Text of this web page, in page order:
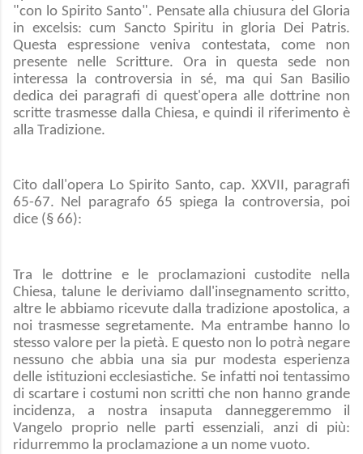
"con lo Spirito Santo". Pensate alla chiusura del Gloria
in excelsis: cum Sancto Spiritu in gloria Dei Patris.
Questa espressione veniva contestata, come non
presente nelle Scritture. Ora in questa sede non
interessa la controversia in sé, ma qui San Basilio
dedica dei paragrafi di quest'opera alle dottrine non
scritte trasmesse dalla Chiesa, e quindi il riferimento è
alla Tradizione.
Cito dall'opera Lo Spirito Santo, cap. XXVII, paragrafi
65-67. Nel paragrafo 65 spiega la controversia, poi
dice (§ 66):
Tra le dottrine e le proclamazioni custodite nella
Chiesa, talune le deriviamo dall'insegnamento scritto,
altre le abbiamo ricevute dalla tradizione apostolica, a
noi trasmesse segretamente. Ma entrambe hanno lo
stesso valore per la pietà. E questo non lo potrà negare
nessuno che abbia una sia pur modesta esperienza
delle istituzioni ecclesiastiche. Se infatti noi tentassimo
di scartare i costumi non scritti che non hanno grande
incidenza, a nostra insaputa danneggeremmo il
Vangelo proprio nelle parti essenziali, anzi di più:
ridurremmo la proclamazione a un nome vuoto.